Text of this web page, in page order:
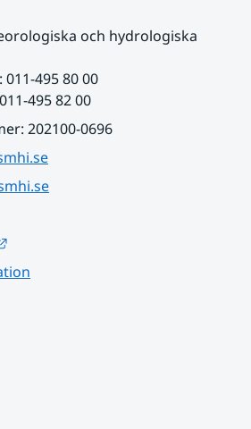
och hydrologiska
495 80 00
495 82 00
202100-0696